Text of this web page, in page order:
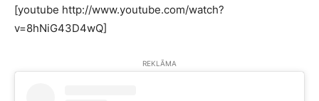
[youtube http://www.youtube.com/watch?
v=8hNiG43D4wQ]
REKLĀMA